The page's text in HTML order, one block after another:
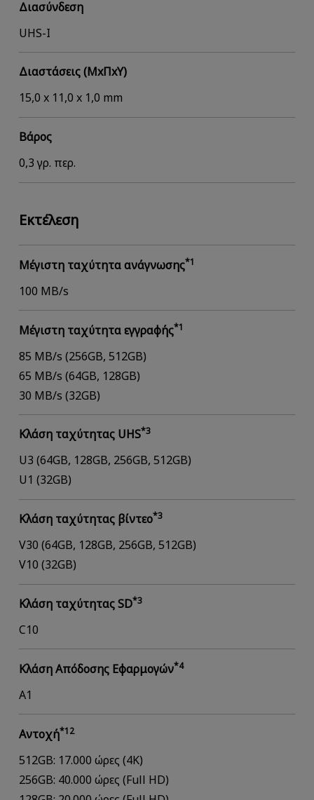
Διασύνδεση
UHS-I
Διαστάσεις (ΜxΠxΥ)
15,0 x 11,0 x 1,0 mm
Βάρος
0,3 γρ. περ.
Εκτέλεση
Μέγιστη ταχύτητα ανάγνωσης*1
100 MB/s
Μέγιστη ταχύτητα εγγραφής*1
85 MB/s (256GB, 512GB)
65 MB/s (64GB, 128GB)
30 MB/s (32GB)
Κλάση ταχύτητας UHS*3
U3 (64GB, 128GB, 256GB, 512GB)
U1 (32GB)
Κλάση ταχύτητας βίντεο*3
V30 (64GB, 128GB, 256GB, 512GB)
V10 (32GB)
Κλάση ταχύτητας SD*3
C10
Κλάση Απόδοσης Εφαρμογών*4
A1
Αντοχή*12
512GB: 17.000 ώρες (4K)
256GB: 40.000 ώρες (Full HD)